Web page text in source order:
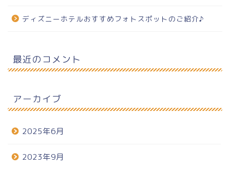
ディズニーホテルおすすめフォトスポットのご紹介♪
最近のコメント
アーカイブ
2025年6月
2023年9月